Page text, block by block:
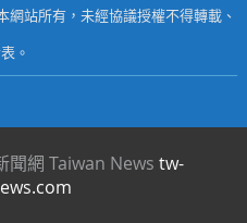
站所有，未經協議授權不得轉載、
。
聞網 Taiwan Newstw-